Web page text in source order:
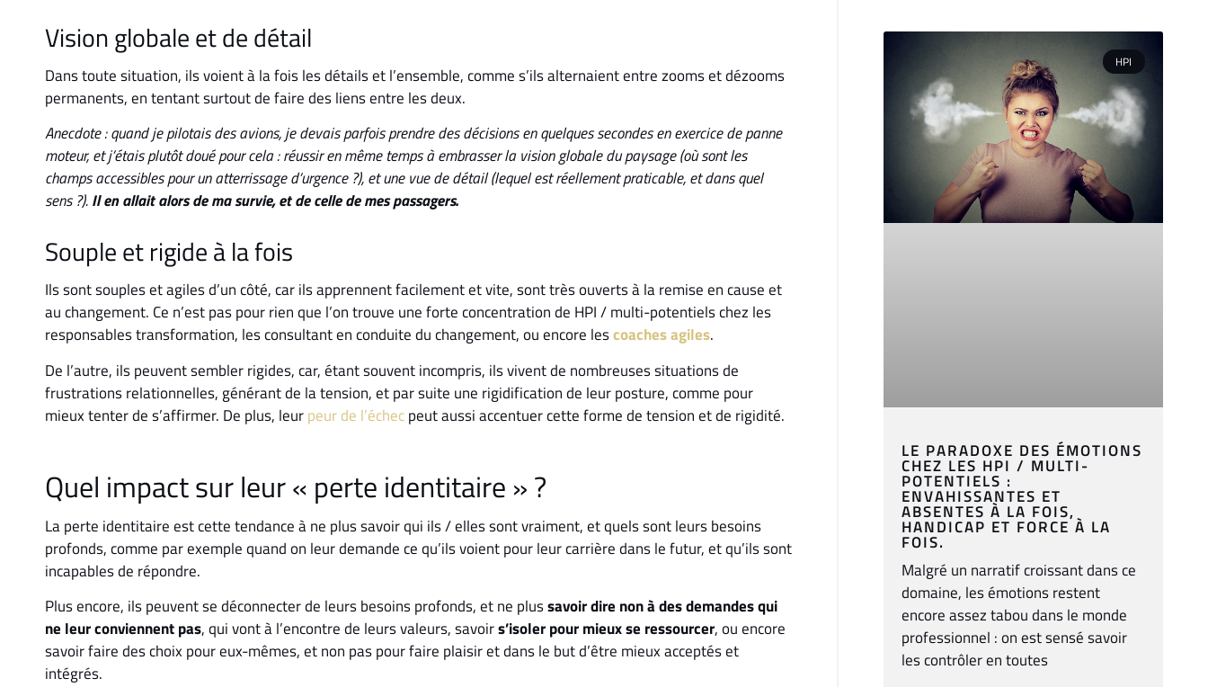
Vision globale et de détail
Dans toute situation, ils voient à la fois les détails et l’ensemble, comme s’ils alternaient entre zooms et dézooms
permanents, en tentant surtout de faire des liens entre les deux.
Anecdote :quand je pilotais des avions, je devais parfois prendre des décisions en quelques secondes en exercice de panne
moteur, et j’étais plutôt doué pour cela : réussir en même temps à embrasser la vision globale du paysage (où sont les
champs accessibles pour un atterrissage d’urgence ?), et une vue de détail (lequel est réellement praticable, et dans quel
sens ?).Il en allait alors de ma survie, et de celle de mes passagers.
Souple et rigide à la fois
Ils sont souples et agiles d’un côté, car ils apprennent facilement et vite, sont très ouverts à la remise en cause et
au changement. Ce n’est pas pour rien que l’on trouve une forte concentration de HPI / multi-potentiels chez les
responsables transformation, les consultant en conduite du changement, ou encore lescoaches agiles.
De l’autre, ils peuvent sembler rigides, car, étant souvent incompris, ils vivent de nombreuses situations de
frustrations relationnelles, générant de la tension, et par suite une rigidification de leur posture, comme pour
mieux tenter de s’affirmer. De plus, leurpeur de l’échecpeut aussi accentuer cette forme de tension et de rigidité.
Quel impact sur leur « perte identitaire » ?
La perte identitaire est cette tendance à ne plus savoir qui ils / elles sont vraiment, et quels sont leurs besoins
profonds, comme par exemple quand on leur demande ce qu’ils voient pour leur carrière dans le futur, et qu’ils sont
incapables de répondre.
Plus encore, ils peuvent se déconnecter de leurs besoins profonds, et ne plussavoir dire non à des demandes qui
ne leur conviennent pas, qui vont à l’encontre de leurs valeurs, savoirs’isoler pour mieux se ressourcer, ou encore
savoir faire des choix pour eux-mêmes, et non pas pour faire plaisir et dans le but d’être mieux acceptés et
intégrés.
HPI
LE PARADOXE DES ÉMOTIONS
CHEZ LES HPI / MULTI-
POTENTIELS :
ENVAHISSANTES ET
ABSENTES À LA FOIS,
HANDICAP ET FORCE À LA
FOIS.
Malgré un narratif croissant dans ce
domaine, les émotions restent
encore assez tabou dans le monde
professionnel : on est sensé savoir
les contrôler en toutes